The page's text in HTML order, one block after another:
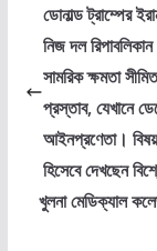
ডোনাল্ড ট্রাম্পের
নিজ দল
সামরিক ক্ষমতা
প্রস্তাব, যেখানে
আইনপ্রণেতা।
হিসেবে দেখছেন
খুলনা মেডিক্যাল